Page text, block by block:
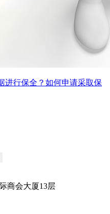
进行保全？如何申请采取保
商会大厦13层